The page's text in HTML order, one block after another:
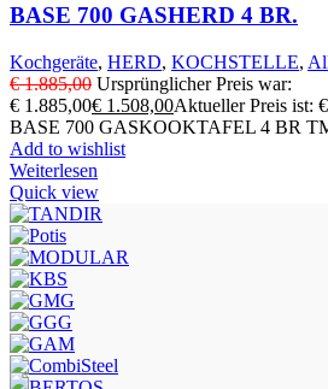
BASE 700 GASHERD 4 BR.
Kochgeräte, HERD, KOCHSTELLE,
€1.885,00 Ursprünglicher Preis war:
€ 1.885,00€ 1.508,00Aktueller Preis ist:
BASE 700 GASKOOKTAFEL 4 BR
Add to wishlist
Weiterlesen
Quick view